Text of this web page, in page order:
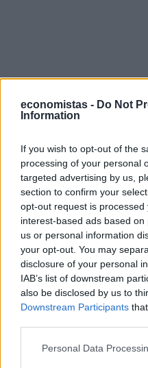
economistas - Do Not
Information
If you wish to opt-out of the
processing of your personal
targeted advertising by us,
section to confirm your
opt-out request is
interest-based ads based
us or personal information
your opt-out. You may
disclosure of your personal
IAB’s list of downstream
also be disclosed by us to
Downstream Participants
Personal Data
Επίσης ευχαριστώ
Ανατολικής Μακεδονίας